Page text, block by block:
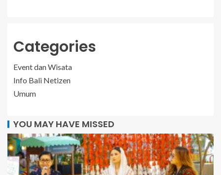
Categories
Event dan Wisata
Info Bali Netizen
Umum
YOU MAY HAVE MISSED